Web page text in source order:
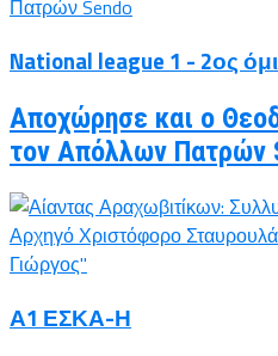
National league 1 - 2ος
Αποχώρησε και ο
τον Απόλλων Πατρών
Α1 ΕΣΚΑ-Η